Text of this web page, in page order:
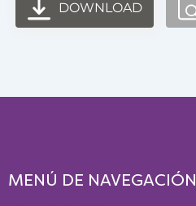
DOWNLOAD
MENÚ DE NAVEGACIÓN